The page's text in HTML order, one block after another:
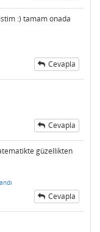
:) tamam onada
Cevapla
Cevapla
güzellikten
Cevapla